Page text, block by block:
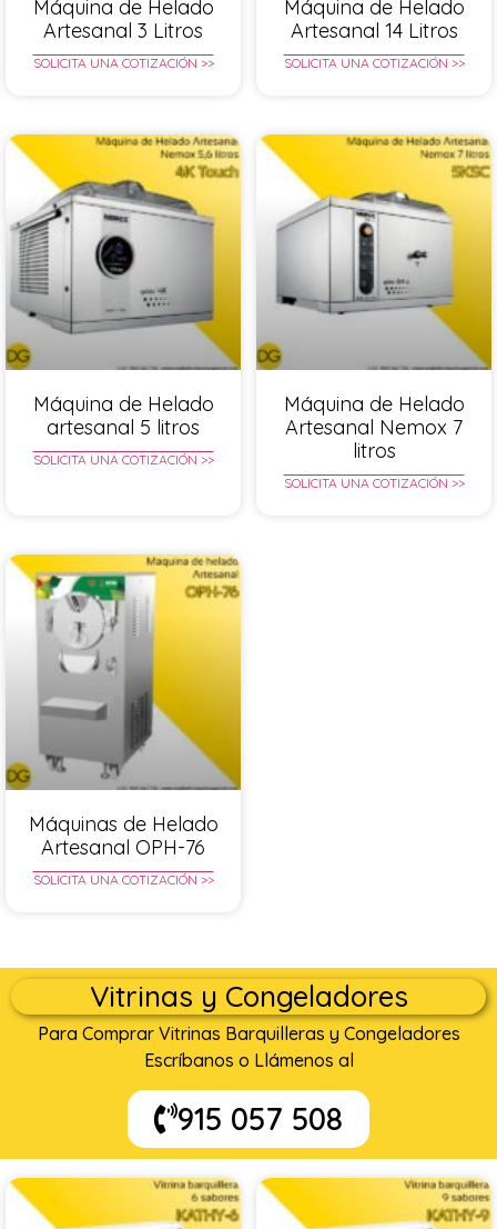
Máquina de Helado
Artesanal 3 Litros
SOLICITA UNA COTIZACIÓN >>
Máquina de Helado
Artesanal 14 Litros
SOLICITA UNA COTIZACIÓN >>
Máquina de Helado
artesanal 5 litros
SOLICITA UNA COTIZACIÓN >>
Máquina de Helado
Artesanal Nemox 7
litros
SOLICITA UNA COTIZACIÓN >>
Máquinas de Helado
Artesanal OPH-76
SOLICITA UNA COTIZACIÓN >>
Vitrinas y Congeladores
Para Comprar Vitrinas Barquilleras y Congeladores
Escríbanos o Llámenos al
915 057 508